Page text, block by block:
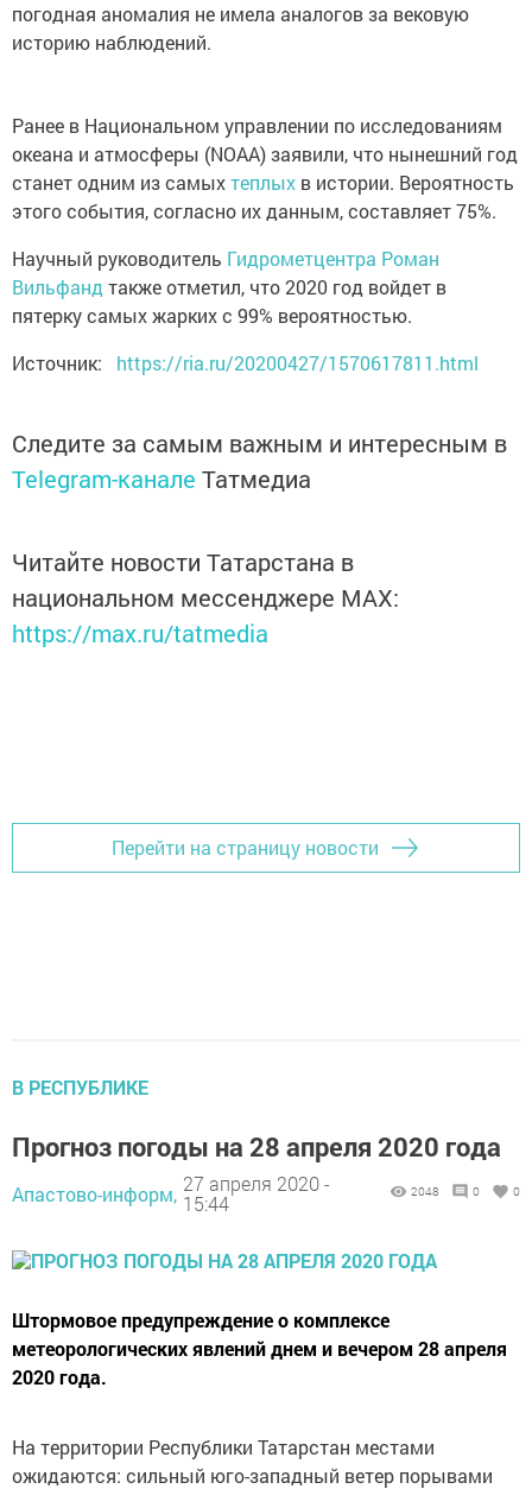
погодная аномалия не имела аналогов за вековую
историю наблюдений.
Ранее в Национальном управлении по исследованиям
океана и атмосферы (NOAA) заявили, что нынешний год
станет одним из самыхтеплых в истории. Вероятность
этого события, согласно их данным, составляет 75%.
Научный руководитель Гидрометцентра Роман
Вильфанд также отметил, что 2020 год войдет в
пятерку самых жарких с 99% вероятностью.
Источник: https://ria.ru/20200427/1570617811.html
Следите за самым важным и интересным в
Telegram-канале Татмедиа
Читайте новости Татарстана в
национальном мессенджере MАХ:
https://max.ru/tatmedia
Перейти на страницу новости
В РЕСПУБЛИКЕ
Прогноз погоды на 28 апреля 2020 года
Апастово-информ, 27 апреля 2020 -
15:44
2048 0 0
Штормовое предупреждение о комплексе
метеорологических явлений днем и вечером 28 апреля
2020 года.
На территории Республики Татарстан местами
ожидаются: сильный юго-западный ветер порывами